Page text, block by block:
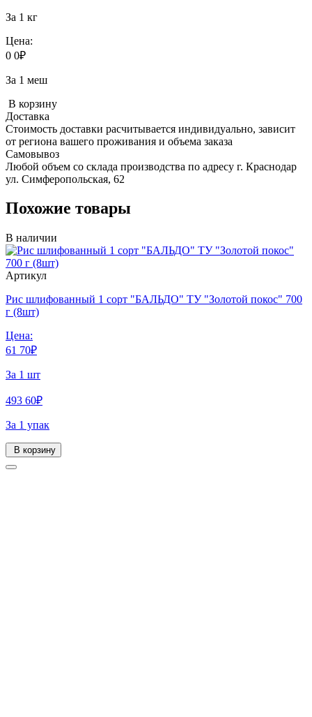
За 1 кг
Цена:
0 0₽
За 1 меш
В корзину
Доставка
Стоимость доставки расчитывается индивидуально, зависит
от региона вашего проживания и объема заказа
Самовывоз
Любой объем со склада производства по адресу г. Краснодар
ул. Симферопольская, 62
Похожие товары
В наличии
Артикул
Рис шлифованный 1 сорт "БАЛЬДО" ТУ "Золотой покос" 700
г (8шт)
Цена:
61 70₽
За 1 шт
493 60₽
За 1 упак
В корзину